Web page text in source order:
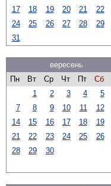
17
18 19 20 21 22
24
25 26 27 28 29
31
вересень
Пн
Вт Ср Чт Пт Сб
1
2 3 4 5
7
8 9 10 11 12
14
15 16 17 18 19
21
22 23 24 25 26
28
29 30